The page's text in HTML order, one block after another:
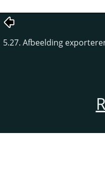
5.27. Afbeelding